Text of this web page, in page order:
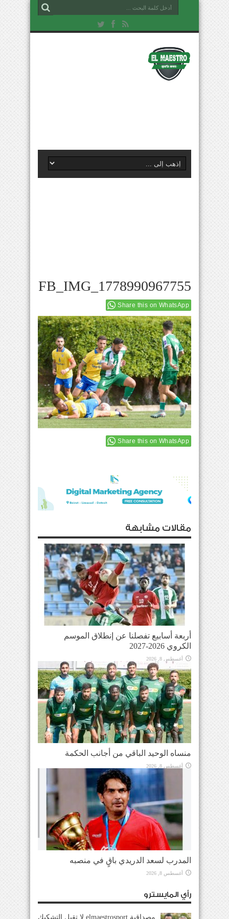
FB_IMG_1778990967755
Share this on WhatsApp
Share this on WhatsApp
مقالات مشابهة
أربعة أسابيع تفصلنا عن إنطلاق الموسم
الكروي 2026-2027
أغسطس 8, 2026
منساه الوحيد الباقي من أجانب الحكمة
أغسطس 8, 2026
المدرب لسعد الدريدي باقٍ في منصبه
أغسطس 8, 2026
رأي المايسترو
مصداقية elmaestrosport لا تقبل التشكيك